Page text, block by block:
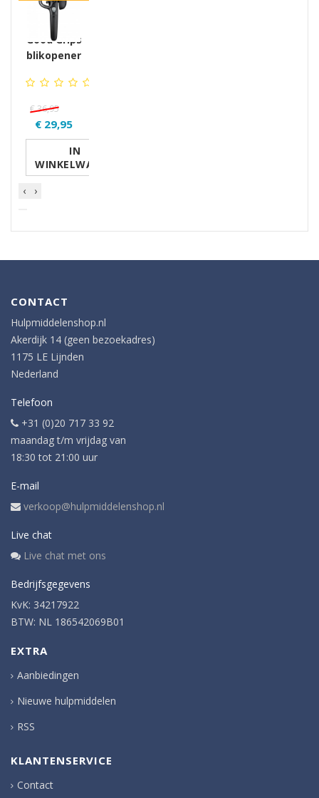
Good Grips
blikopener
€ 36,95
€ 29,95
IN
WINKELWAGEN
‹
›
CONTACT
Hulpmiddelenshop.nl
Akerdijk 14 (geen bezoekadres)
1175 LE Lijnden
Nederland
Telefoon
+31 (0)20 717 33 92
maandag t/m vrijdag van
18:30 tot 21:00 uur
E-mail
verkoop@hulpmiddelenshop.nl
Live chat
Live chat met ons
Bedrijfsgegevens
KvK: 34217922
BTW: NL 186542069B01
EXTRA
Aanbiedingen
Nieuwe hulpmiddelen
RSS
KLANTENSERVICE
Contact